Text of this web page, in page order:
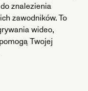
znalezienia
zawodników. To
wideo,
Twojej